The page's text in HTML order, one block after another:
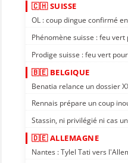
🇨🇭 SUISSE
OL : coup dingue confirmé
Phénomène suisse : feu vert
Prodige suisse : feu vert
🇧🇪 BELGIQUE
Benatia relance un dossier
Rennais prépare un coup
Stassin, ni privilégié ni cas
🇩🇪 ALLEMAGNE
Nantes : Tylel Tati vers